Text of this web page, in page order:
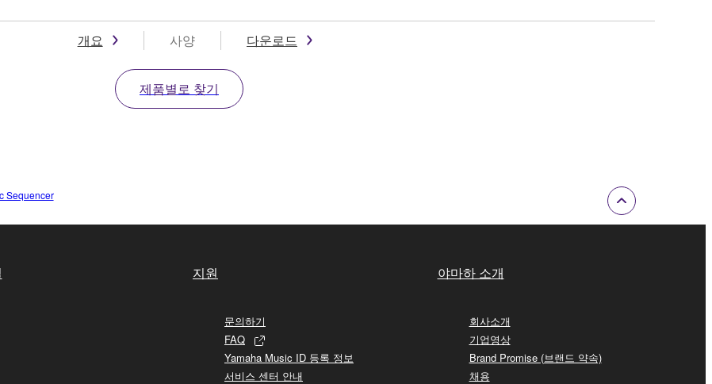
개요 사양 다운로드
제품별로 찾기
Sequencer
지원
문의하기
FAQ
Yamaha Music ID 등록 정보
서비스 센터 안내
야마하 소개
회사소개
기업영상
Brand Promise (브랜드 약속)
채용